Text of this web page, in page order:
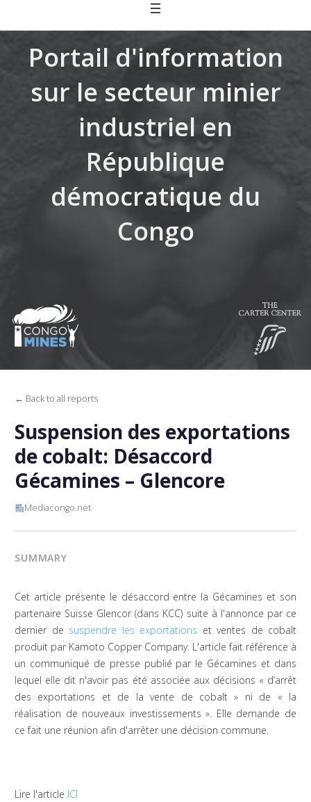
Portail d'information
sur le secteur minier
industriel en
République
démocratique du
Congo
← Back to all reports
Suspension des exportations
de cobalt: Désaccord
Gécamines – Glencore
Mediacongo.net
SUMMARY
Cet article présente le désaccord entre la Gécamines et son
partenaire Suisse Glencor (dans KCC) suite à l'annonce par ce
dernier de suspendre les exportations et ventes de cobalt
produit par Kamoto Copper Company. L'article fait référence à
un communiqué de presse publié par le Gécamines et dans
lequel elle dit n'avoir pas été associée aux décisions « d’arrêt
des exportations et de la vente de cobalt » ni de « la
réalisation de nouveaux investissements ». Elle demande de
ce fait une réunion afin d'arrêter une décision commune.
Lire l'article ICI